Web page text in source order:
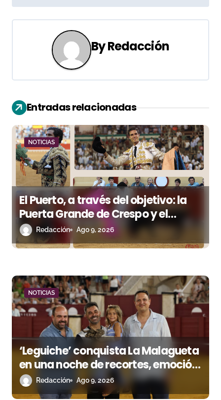
e
c
i
ó
n
d
e
e
n
t
a
d
a
s
ByRedacción
Entradas relacionadas
NOTICIAS
El Puerto, a través del objetivo: la
Puerta Grande de Crespo y el
aroma de Morante
Redacción Ago 9, 2026
NOTICIAS
‘Leguiche’ conquista La Malagueta
en una noche de recortes, emoción
y gran ambiente
Redacción Ago 9, 2026